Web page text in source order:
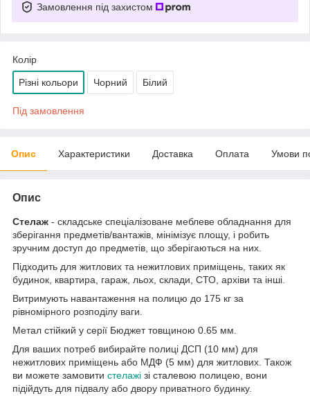
Замовлення під захистом
Колір
Різні кольори Чорний Білий
Під замовлення
Опис Характеристики Доставка Оплата Умови
Опис
Стелаж - складське спеціалізоване меблеве обладнання для
зберігання предметів/вантажів, мінімізує площу, і робить
зручним доступ до предметів, що зберігаються на них.
Підходить для житлових та нежитлових приміщень, таких як
будинок, квартира, гараж, льох, склади, СТО, архіви та інші.
Витримують навантаження на полицю до 175 кг за
рівномірного розподілу ваги.
Метал стійкий у серії Бюджет товщиною 0.65 мм.
Для ваших потреб вибирайте полиці ДСП (10 мм) для
нежитлових приміщень або МДФ (5 мм) для житлових. Також
ви можете замовити стелажі зі сталевою полицею, вони
підійдуть для підвалу або двору приватного будинку.